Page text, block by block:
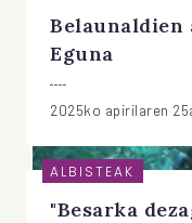
Eguna
2025ko apirilaren
ALBISTEAK
"Besarka